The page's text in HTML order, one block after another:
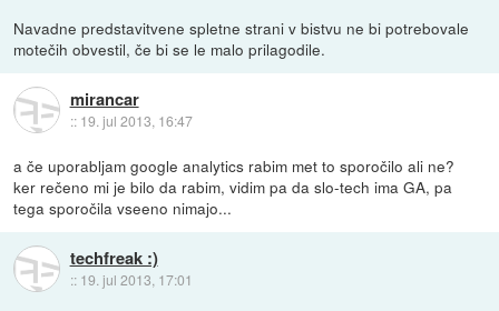
Navadne predstavitvene spletne strani v bistvu ne bi potrebovale
motečih obvestil, če bi se le malo prilagodile.
mirancar
:: 19. jul 2013, 16:47
a če uporabljam google analytics rabim met to sporočilo ali ne?
ker rečeno mi je bilo da rabim, vidim pa da slo-tech ima GA, pa
tega sporočila vseeno nimajo...
techfreak :)
:: 19. jul 2013, 17:01